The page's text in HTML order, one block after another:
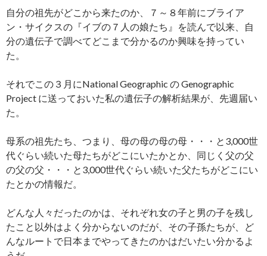
自分の祖先がどこから来たのか、７～８年前にブライア
ン・サイクスの『イブの７人の娘たち』を読んで以来、自
分の遺伝子で調べてどこまで分かるのか興味を持ってい
た。
それでこの３月にNational Geographic の Genographic
Project に送っておいた私の遺伝子の解析結果が、先週届い
た。
母系の祖先たち、つまり、母の母の母の母・・・と3,000世
代ぐらい続いた母たちがどこにいたかとか、同じく父の父
の父の父・・・と3,000世代ぐらい続いた父たちがどこにい
たとかの情報だ。
どんな人々だったのかは、それぞれ女の子と男の子を残し
たこと以外はよく分からないのだが、その子孫たちが、ど
んなルートで日本までやってきたのかはだいたい分かるよ